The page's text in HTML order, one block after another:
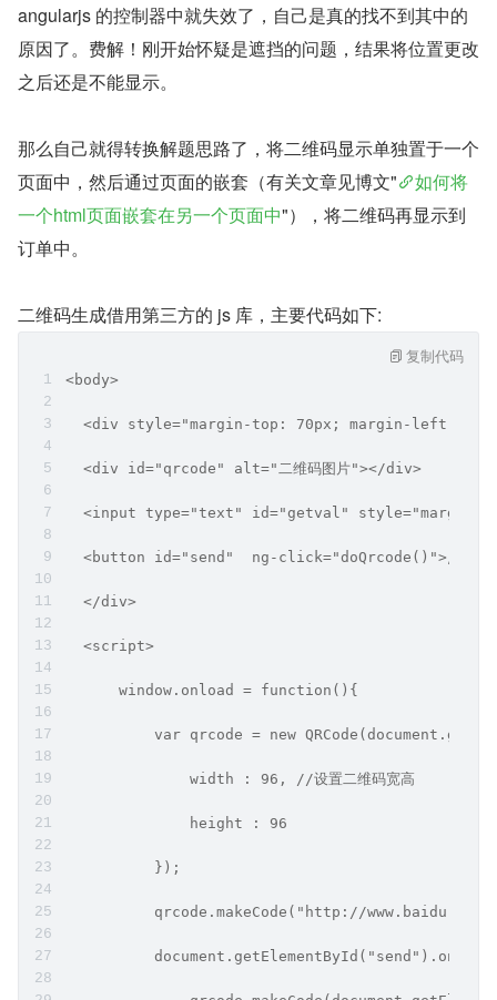
angularjs 的控制器中就失效了，自己是真的找不到其中的
原因了。费解！刚开始怀疑是遮挡的问题，结果将位置更改
之后还是不能显示。
那么自己就得转换解题思路了，将二维码显示单独置于一个
页面中，然后通过页面的嵌套（有关文章见博文"
如何将
一个html页面嵌套在另一个页面中"），将二维码再显示到
订单中。
二维码生成借用第三方的 js 库，主要代码如下:
<body>
<div style="margin-top: 70px; margin-left:
  <div id="qrcode" alt="二维码图片"></div>
<input type="text" id="getval" style="margin-
<button id="send"  ng-click="doQrcode()">点击更
  </div>
  <script>
      window.onload = function(){
var qrcode = new
              width : 96, //设置二维码宽高
              height : 96
          });
qrcode.makeCode("http://
复制代码